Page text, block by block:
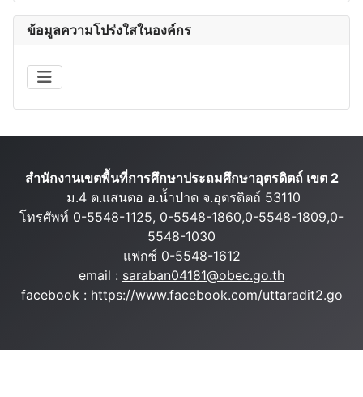
ข้อมูลความโปร่งใสในองค์กร
สำนักงานเขตพื้นที่การศึกษาประถมศึกษาอุตรดิตถ์ เขต 2
ม.4 ต.แสนตอ อ.น้ำปาด จ.อุตรดิตถ์ 53110
โทรศัพท์ 0-5548-1125, 0-5548-1860,0-5548-1809,0-
5548-1030
แฟกซ์ 0-5548-1612
email : saraban04181@obec.go.th
facebook : https://www.facebook.com/uttaradit2.go